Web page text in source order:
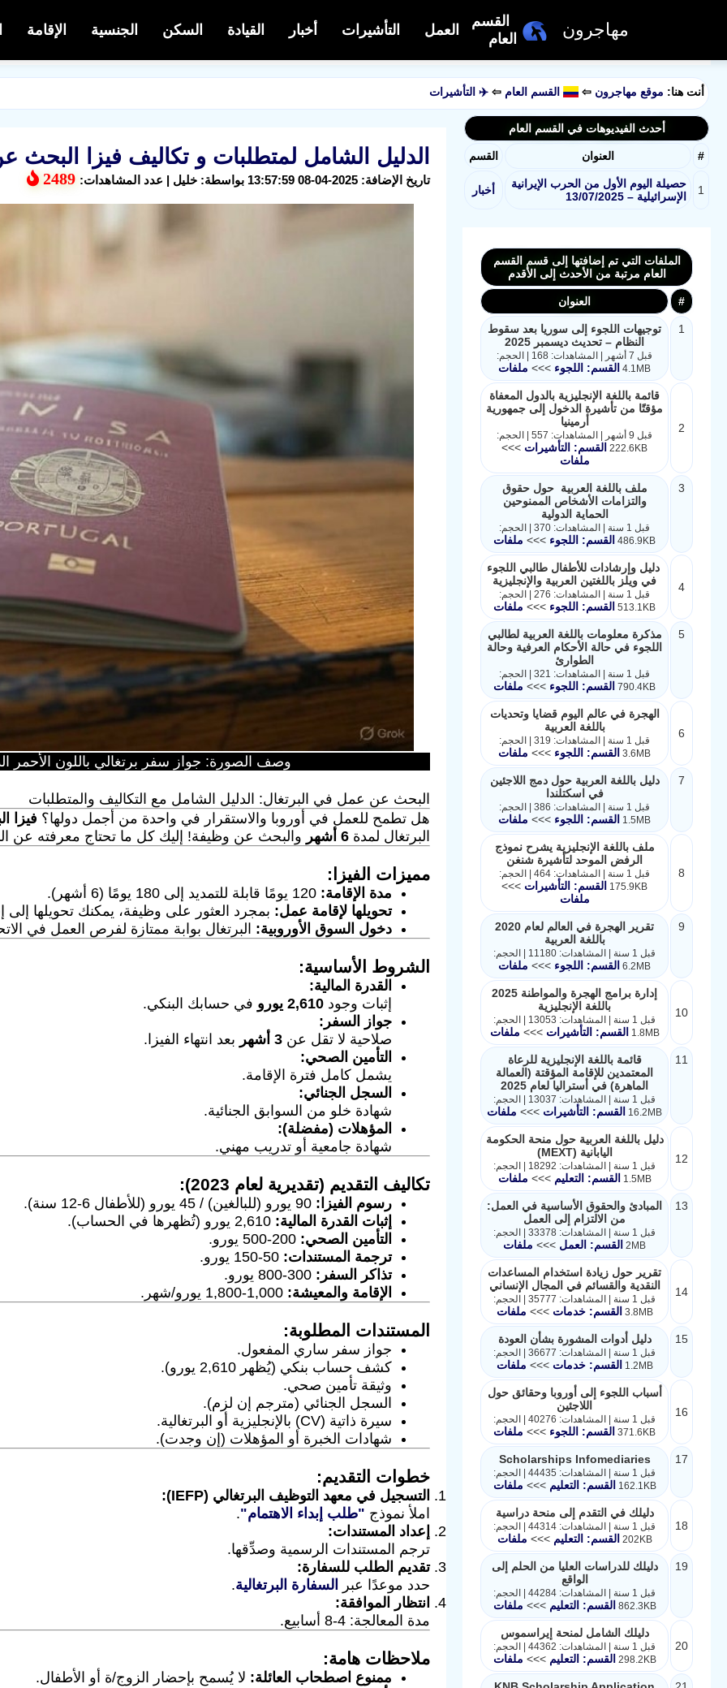
مهاجرون
القسم
العام
العمل التأشيرات أخبار القيادة السكن الجنسية الإقامة
أنت هنا: موقع مهاجرون ⇦ القسم العام ⇦ ✈️ التأشيرات
الدليل الشامل لمتطلبات و تكاليف فيزا
تاريخ الإضافة: 2025-04-08 13:57:59 بواسطة: خليل | عدد المشاهدات: 2489
وصف الصورة: جواز سفر برتغالي باللون الأحمر
البحث عن عمل في البرتغال: الدليل الشامل مع التكاليف والمتطلبات
هل تطمح للعمل في أوروبا والاستقرار في واحدة من أجمل دولها؟ فيزا
البرتغال لمدة 6 أشهر والبحث عن وظيفة! إليك كل ما تحتاج معرفته عن
مميزات الفيزا:
مدة الإقامة:
تحويلها لإقامة عمل: بمجرد العثور على وظيفة، يمكنك تحويلها إلى
دخول السوق الأوروبية: البرتغال بوابة ممتازة لفرص العمل في
الشروط الأساسية:
القدرة المالية:
إثبات وجود 2,610 يورو
في حسابك البنكي.
جواز السفر:
صلاحية لا تقل عن 3 أشهر
بعد انتهاء الفيزا.
التأمين الصحي:
يشمل كامل فترة الإقامة.
السجل الجنائي:
شهادة خلو من السوابق الجنائية.
المؤهلات (مفضلة):
شهادة جامعية أو تدريب مهني.
تكاليف التقديم (تقديرية لعام 2023):
رسوم الفيزا:
إثبات القدرة المالية:
التأمين الصحي:
ترجمة المستندات:
تذاكر السفر:
الإقامة والمعيشة:
المستندات المطلوبة:
جواز سفر ساري المفعول.
كشف حساب بنكي (يُظهر 2,610 يورو).
وثيقة تأمين صحي.
السجل الجنائي (مترجم إن لزم).
سيرة ذاتية (CV) بالإنجليزية أو البرتغالية.
شهادات الخبرة أو المؤهلات (إن وجدت).
خطوات التقديم:
التسجيل في معهد التوظيف البرتغالي (IEFP):
املأ نموذج "طلب إبداء الاهتمام".
إعداد المستندات:
ترجم المستندات الرسمية وصدِّقها.
تقديم الطلب للسفارة:
حدد موعدًا عبر
السفارة البرتغالية.
انتظار الموافقة:
مدة المعالجة: 4-8 أسابيع.
ملاحظات هامة:
ممنوع اصطحاب العائلة: لا يُسمح بإحضار الزوج/ة أو الأطفال.
أحدث الفيديوهات في القسم العام
# العنوان القسم
1
حصيلة اليوم الأول من الحرب الإيرانية
الإسرائيلية – 13/07/2025
أخبار
الملفات التي تم إضافتها إلى قسم القسم
العام مرتبة من الأحدث إلى الأقدم
# العنوان
1
توجيهات اللجوء إلى سوريا بعد سقوط
النظام – تحديث ديسمبر 2025
قبل 7 أشهر | المشاهدات: 168 | الحجم:
4.1MB القسم: اللجوء >>> ملفات
2
قائمة باللغة الإنجليزية بالدول المعفاة
مؤقتًا من تأشيرة الدخول إلى جمهورية
أرمينيا
قبل 9 أشهر | المشاهدات: 557 | الحجم:
222.6KB القسم: التأشيرات >>>
ملفات
3
ملف باللغة العربية حول حقوق
والتزامات الأشخاص الممنوحين
الحماية الدولية
قبل 1 سنة | المشاهدات: 370 | الحجم:
486.9KB القسم: اللجوء >>> ملفات
4
دليل وإرشادات للأطفال طالبي اللجوء
في ويلز باللغتين العربية والإنجليزية
قبل 1 سنة | المشاهدات: 276 | الحجم:
513.1KB القسم: اللجوء >>> ملفات
5
مذكرة معلومات باللغة العربية لطالبي
اللجوء في حالة الأحكام العرفية وحالة
الطوارئ
قبل 1 سنة | المشاهدات: 321 | الحجم:
790.4KB القسم: اللجوء >>> ملفات
6
الهجرة في عالم اليوم قضايا وتحديات
باللغة العربية
قبل 1 سنة | المشاهدات: 319 | الحجم:
3.6MB القسم: اللجوء >>> ملفات
7
دليل باللغة العربية حول دمج اللاجئين
في اسكتلندا
قبل 1 سنة | المشاهدات: 386 | الحجم:
1.5MB
القسم: اللجوء >>> ملفات
8
ملف باللغة الإنجليزية يشرح نموذج
الرفض الموحد لتأشيرة شنغن
قبل 1 سنة | المشاهدات: 464 | الحجم:
175.9KB
القسم: التأشيرات >>>
ملفات
9
تقرير الهجرة في العالم لعام 2020
باللغة العربية
قبل 1 سنة | المشاهدات: 11180 | الحجم:
6.2MB القسم: اللجوء >>> ملفات
10
إدارة برامج الهجرة والمواطنة 2025
باللغة الإنجليزية
قبل 1 سنة | المشاهدات: 13053 | الحجم:
1.8MB
القسم: التأشيرات>>> ملفات
11
قائمة باللغة الإنجليزية للرعاة
المعتمدين للإقامة المؤقتة (العمالة
الماهرة) في أستراليا لعام 2025
قبل 1 سنة | المشاهدات: 13037 | الحجم:
16.2MB
القسم: التأشيرات >>> ملفات
12
دليل باللغة العربية حول منحة الحكومة
اليابانية (MEXT)
قبل 1 سنة | المشاهدات: 18292 | الحجم:
1.5MB
القسم: التعليم>>> ملفات
13
المبادئ والحقوق الأساسية في العمل:
من الالتزام إلى العمل
قبل 1 سنة | المشاهدات: 33378 | الحجم:
2MB القسم: العمل >>> ملفات
14
تقرير حول زيادة استخدام المساعدات
النقدية والقسائم في المجال الإنساني
قبل 1 سنة | المشاهدات: 35777 | الحجم:
3.8MB القسم: خدمات>>> ملفات
15 ​دليل أدوات المشورة بشأن العودة​
قبل 1 سنة | المشاهدات: 36677 | الحجم:
1.2MB
القسم: خدمات>>> ملفات
16
أسباب اللجوء إلى أوروبا وحقائق حول
اللاجئين
قبل 1 سنة | المشاهدات: 40276 | الحجم:
371.6KB القسم: اللجوء >>> ملفات
17
Scholarships Infomediaries
قبل 1 سنة | المشاهدات: 44435 | الحجم:
162.1KB
القسم: التعليم>>> ملفات
18
دليلك في التقدم إلى منحة دراسية
قبل 1 سنة | المشاهدات: 44314 | الحجم:
202KB القسم: التعليم>>> ملفات
19
دليلك للدراسات العليا من الحلم إلى
الواقع
قبل 1 سنة | المشاهدات: 44284 | الحجم:
862.3KB القسم: التعليم>>> ملفات
20
دليلك الشامل لمنحة إيراسموس
قبل 1 سنة | المشاهدات: 44362 | الحجم:
298.2KB القسم: التعليم>>> ملفات